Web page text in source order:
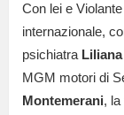
Con lei e
internazionale,
psichiatra
MGM motori di
Montemerani, la